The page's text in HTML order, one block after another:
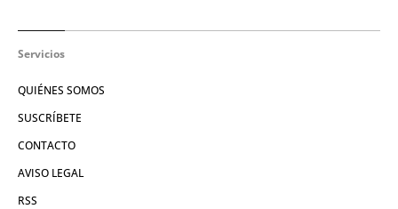
Servicios
QUIÉNES SOMOS
SUSCRÍBETE
CONTACTO
AVISO LEGAL
RSS